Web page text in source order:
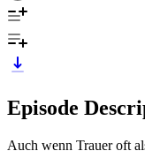
Episode
Auch wenn Trauer oft